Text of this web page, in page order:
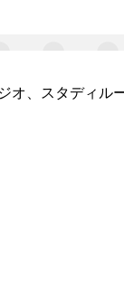
オ、スタディル